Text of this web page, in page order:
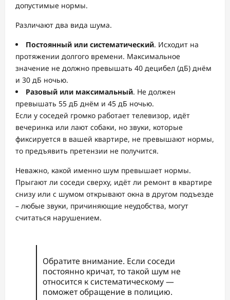
допустимые нормы.
Различают два вида шума.
Постоянный или систематический. Исходит на
протяжении долгого времени. Максимальное
значение не должно превышать 40 децибел (дБ) днём
и 30 дБ ночью.
Разовый или максимальный. Не должен
превышать 55 дБ днём и 45 дБ ночью.
Если у соседей громко работает телевизор, идёт
вечеринка или лают собаки, но звуки, которые
фиксируется в вашей квартире, не превышают нормы,
то предъявить претензии не получится.
Неважно, какой именно шум превышает нормы.
Прыгают ли соседи сверху, идёт ли ремонт в квартире
снизу или с шумом открывают окна в другом подъезде
– любые звуки, причиняющие неудобства, могут
считаться нарушением.
Обратите внимание. Если соседи
постоянно кричат, то такой шум не
относится к систематическому —
поможет обращение в полицию.